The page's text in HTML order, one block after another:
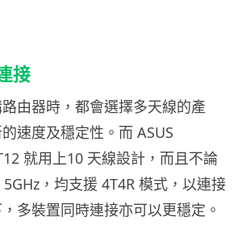
接
由器時，都會選擇多天線的產
速度及穩定性。而 ASUS
就用上10 天線設計，而且不論
，均支援 4T4R 模式，以連接
多裝置同時連接亦可以更穩定。